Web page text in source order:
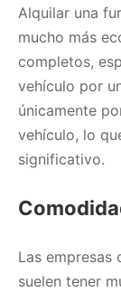
Alquilar una
mucho más
completos,
vehículo por
únicamente
vehículo, lo
significativo.
Las empresas
suelen tener